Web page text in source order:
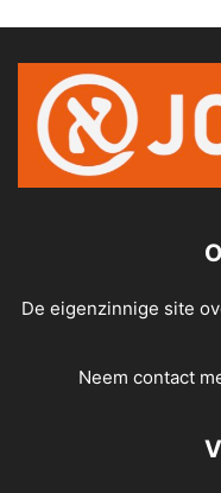
De eigenzinnige site
Neem contact